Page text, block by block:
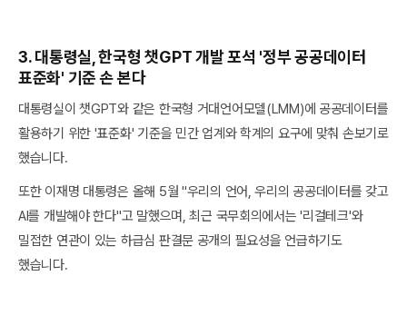
3. 대통령실, 한국형 챗GPT 개발 포석 '정부 공공데이터
표준화' 기준 손 본다
대통령실이 챗GPT와 같은 한국형 거대언어모델(LMM)에 공공데이터를
활용하기 위한 '표준화' 기준을 민간 업계와 학계의 요구에 맞춰 손보기로
했습니다.
또한 이재명 대통령은 올해 5월 "우리의 언어, 우리의 공공데이터를 갖고
AI를 개발해야 한다"고 말했으며, 최근 국무회의에서는 '리걸테크'와
밀접한 연관이 있는 하급심 판결문 공개의 필요성을 언급하기도
했습니다.